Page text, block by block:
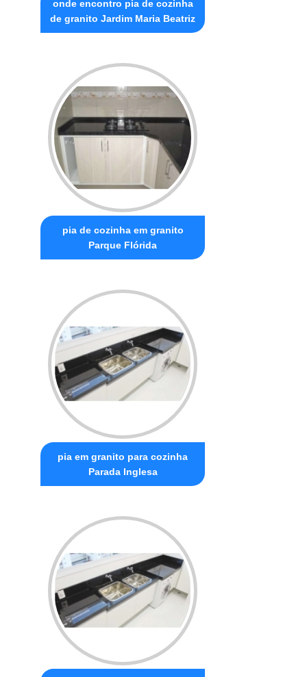
onde encontro pia de cozinha
de granito Jardim Maria Beatriz
pia de cozinha em granito
Parque Flórida
pia em granito para cozinha
Parada Inglesa